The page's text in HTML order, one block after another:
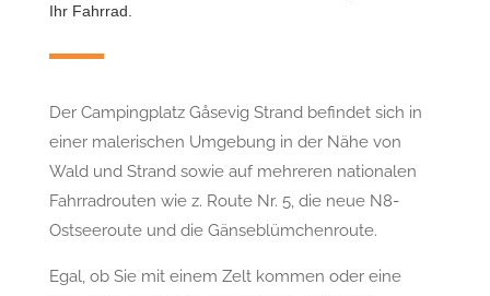
Ihr Fahrrad.
Der Campingplatz Gåsevig Strand befindet sich in
einer malerischen Umgebung in der Nähe von
Wald und Strand sowie auf mehreren nationalen
Fahrradrouten wie z. Route Nr. 5, die neue N8-
Ostseeroute und die Gänseblümchenroute.
Egal, ob Sie mit einem Zelt kommen oder eine